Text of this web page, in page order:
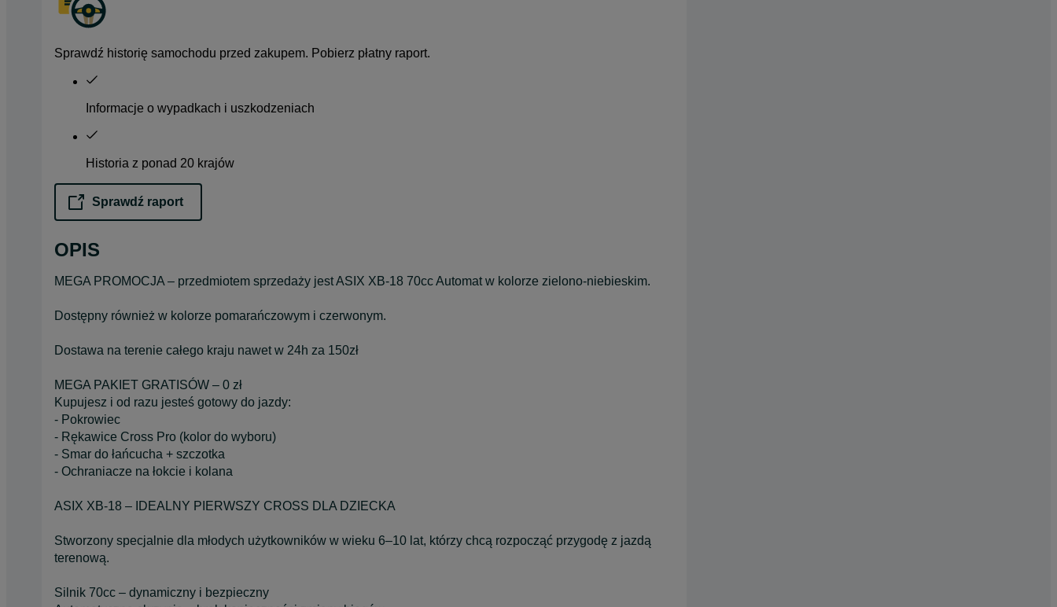
Sprawdź historię samochodu przed zakupem. Pobierz płatny raport.
Informacje o wypadkach i uszkodzeniach
Historia z ponad 20 krajów
Sprawdź raport
opens in a new tab
OPIS
MEGA PROMOCJA – przedmiotem sprzedaży jest ASIX XB-18 70cc Automat w kolorze zielono-niebieskim.
Dostępny również w kolorze pomarańczowym i czerwonym.
Dostawa na terenie całego kraju nawet w 24h za 150zł
MEGA PAKIET GRATISÓW – 0 zł
Kupujesz i od razu jesteś gotowy do jazdy:
- Pokrowiec
- Rękawice Cross Pro (kolor do wyboru)
- Smar do łańcucha + szczotka
- Ochraniacze na łokcie i kolana
ASIX XB-18 – IDEALNY PIERWSZY CROSS DLA DZIECKA
Stworzony specjalnie dla młodych użytkowników w wieku 6–10 lat, którzy chcą rozpocząć przygodę z jazdą
terenową.
Silnik 70cc – dynamiczny i bezpieczny